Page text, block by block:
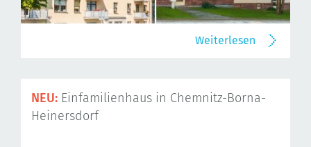
Weiterlesen
NEU: Einfamilienhaus in Chemnitz-Borna-
Heinersdorf